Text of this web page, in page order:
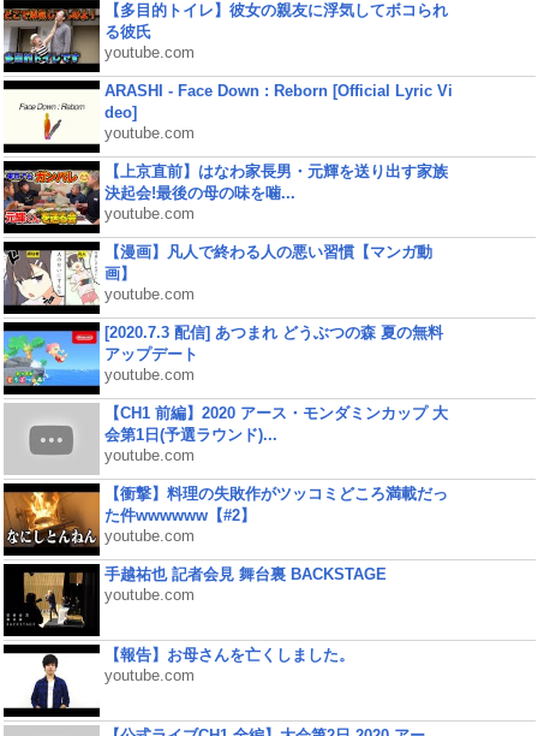
【多目的トイレ】彼女の親友に浮気してボコられ
る彼氏
youtube.com
ARASHI - Face Down : Reborn [Official Lyric Vi
deo]
youtube.com
【上京直前】はなわ家長男・元輝を送り出す家族
決起会!最後の母の味を噛...
youtube.com
【漫画】凡人で終わる人の悪い習慣【マンガ動
画】
youtube.com
[2020.7.3 配信] あつまれ どうぶつの森 夏の無料
アップデート
youtube.com
【CH1 前編】2020 アース・モンダミンカップ 大
会第1日(予選ラウンド)...
youtube.com
【衝撃】料理の失敗作がツッコミどころ満載だっ
た件wwwwww【#2】
youtube.com
手越祐也 記者会見 舞台裏 BACKSTAGE
youtube.com
【報告】お母さんを亡くしました。
youtube.com